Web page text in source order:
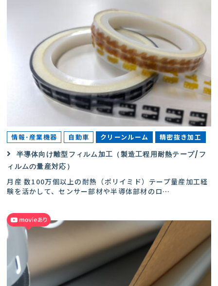
情報･産業機器 自動車 クリーンルーム 精密抜き加工
半導体向け離型フィルム加工（製造工程用耐熱テープ/フ
ィルムの量産対応）
月産 数100万個以上の耐熱（ポリイミド）テープ量産加工経
験を活かして、センサー部材や半導体部材のロ…